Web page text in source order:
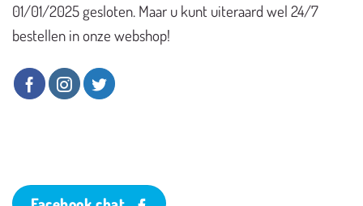
01/01/2025 gesloten. Maar u kunt uiteraard wel 24/7
bestellen in onze webshop!